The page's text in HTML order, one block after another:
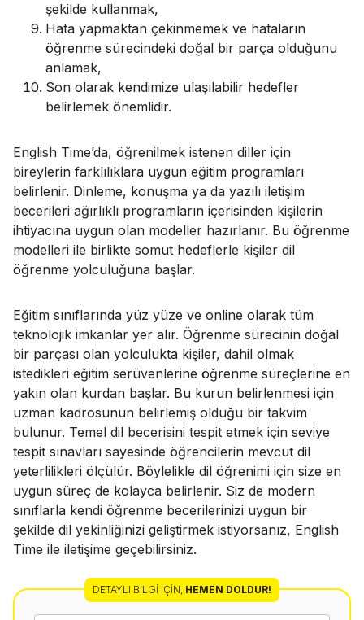
şekilde kullanmak,
Hata yapmaktan çekinmemek ve hataların
öğrenme sürecindeki doğal bir parça olduğunu
anlamak,
Son olarak kendimize ulaşılabilir hedefler
belirlemek önemlidir.
English Time’da, öğrenilmek istenen diller için
bireylerin farklılıklara uygun eğitim programları
belirlenir. Dinleme, konuşma ya da yazılı iletişim
becerileri ağırlıklı programların içerisinden kişilerin
ihtiyacına uygun olan modeller hazırlanır. Bu öğrenme
modelleri ile birlikte somut hedeflerle kişiler dil
öğrenme yolculuğuna başlar.
Eğitim sınıflarında yüz yüze ve online olarak tüm
teknolojik imkanlar yer alır. Öğrenme sürecinin doğal
bir parçası olan yolculukta kişiler, dahil olmak
istedikleri eğitim serüvenlerine öğrenme süreçlerine en
yakın olan kurdan başlar. Bu kurun belirlenmesi için
uzman kadrosunun belirlemiş olduğu bir takvim
bulunur. Temel dil becerisini tespit etmek için seviye
tespit sınavları sayesinde öğrencilerin mevcut dil
yeterlilikleri ölçülür. Böylelikle dil öğrenimi için size en
uygun süreç de kolayca belirlenir. Siz de modern
sınıflarla kendi öğrenme becerilerinizi uygun bir
şekilde dil yekinliğinizi geliştirmek istiyorsanız, English
Time ile iletişime geçebilirsiniz.
DETAYLI BILGI İÇIN, HEMEN DOLDUR!